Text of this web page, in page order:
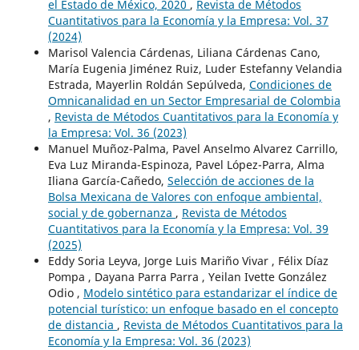
el Estado de México, 2020 , Revista de Métodos
Cuantitativos para la Economía y la Empresa: Vol. 37
(2024)
Marisol Valencia Cárdenas, Liliana Cárdenas Cano,
María Eugenia Jiménez Ruiz, Luder Estefanny Velandia
Estrada, Mayerlin Roldán Sepúlveda, Condiciones de
Omnicanalidad en un Sector Empresarial de Colombia
, Revista de Métodos Cuantitativos para la Economía y
la Empresa: Vol. 36 (2023)
Manuel Muñoz-Palma, Pavel Anselmo Alvarez Carrillo,
Eva Luz Miranda-Espinoza, Pavel López-Parra, Alma
Iliana García-Cañedo, Selección de acciones de la
Bolsa Mexicana de Valores con enfoque ambiental,
social y de gobernanza , Revista de Métodos
Cuantitativos para la Economía y la Empresa: Vol. 39
(2025)
Eddy Soria Leyva, Jorge Luis Mariño Vivar , Félix Díaz
Pompa , Dayana Parra Parra , Yeilan Ivette González
Odio , Modelo sintético para estandarizar el índice de
potencial turístico: un enfoque basado en el concepto
de distancia , Revista de Métodos Cuantitativos para la
Economía y la Empresa: Vol. 36 (2023)